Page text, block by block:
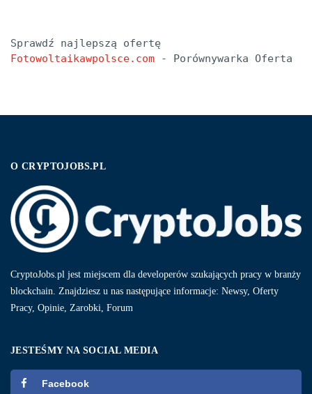
Fotowoltaikawpolsce.com - Porównywarka Oferta
O CRYPTOJOBS.PL
CryptoJobs.pl jest miejscem dla developerów szukających pracy w branży
blockchain. Znajdziesz u nas następujące informacje: Newsy, Oferty
Pracy, Opinie, Zarobki, Forum
JESTEŚMY NA SOCIAL MEDIA
Facebook